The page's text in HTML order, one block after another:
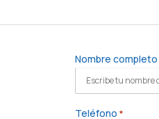
Nombre completo
Teléfono *